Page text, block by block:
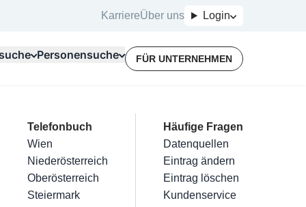
KarriereÜber uns Login
Kategorien
Friseur
Nägel
Haarentfernung
Make-Up
Für Unternehmer
Terminbuchung
Kostenlose Beratung
Top Branchen
Elektriker
Installateure
Maler & Lackierer
Branchen A-Z
Mein Firmeneintrag
Eintrag hinzufügen
Eintrag beanspruchen
Eintrag verwalten
Eintrag bewerben
Personensuche
Telefonbuch
Wien
Niederösterreich
Oberösterreich
Steiermark
Häufige Fragen
Datenquellen
Eintrag ändern
Eintrag löschen
Kundenservice
FÜR UNTERNEHMEN